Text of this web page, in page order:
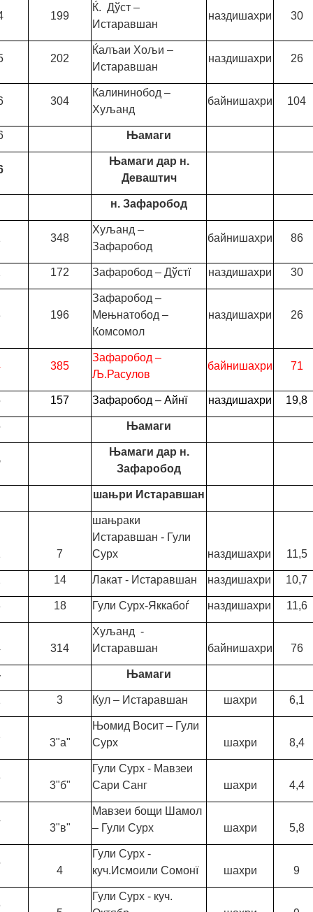
199
Ќ. Дўст –
Истаравшан
наздишахри 30
202
Ќалъаи Хољи –
Истаравшан
наздишахри 26
304
Калининобод –
Хуљанд
байнишахри 104
Њамаги
Њамаги дар н.
Деваштич
н. Зафаробод
348
Хуљанд –
Зафаробод
байнишахри 86
172 Зафаробод – Дўстї наздишахри 30
196
Зафаробод –
Мењнатобод –
Комсомол
наздишахри 26
385
Зафаробод –
Љ.Расулов
байнишахри 71
157 Зафаробод – Айнї наздишахри 19,8
Њамаги
Њамаги дар н.
Зафаробод
шањри Истаравшан
7
шањраки
Истаравшан - Гули
Сурх
наздишахри 11,5
14 Лакат - Истаравшан наздишахри 10,7
18 Гули Сурх-Яккабоѓ наздишахри 11,6
314
Хуљанд -
Истаравшан
байнишахри 76
Њамаги
3 Кул – Истаравшан шахри 6,1
3"а"
Њомид Восит – Гули
Сурх
шахри 8,4
3"б"
Гули Сурх - Мавзеи
Сари Санг
шахри 4,4
3"в"
Мавзеи бощи Шамол
– Гули Сурх
шахри 5,8
4
Гули Сурх -
куч.Исмоили Сомонї
шахри 9
Гули Сурх - куч.